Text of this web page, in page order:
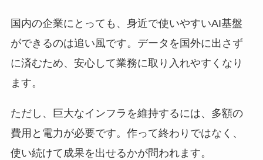
国内の企業にとっても、身近で使いやすいAI基盤
ができるのは追い風です。データを国外に出さず
に済むため、安心して業務に取り入れやすくなり
ます。
ただし、巨大なインフラを維持するには、多額の
費用と電力が必要です。作って終わりではなく、
使い続けて成果を出せるかが問われます。